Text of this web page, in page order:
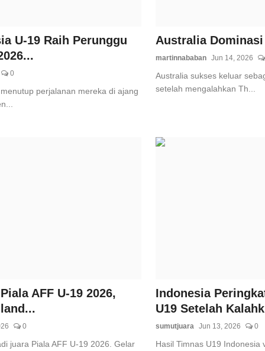
U-19 Raih Perunggu
0
perjalanan mereka di ajang
Australia Dominasi
martinnababan Jun 14, 2026
Australia sukses keluar
setelah mengalahkan Th...
AFF U-19 2026,
0
juara Piala AFF U-19 2026. Gelar
Indonesia
U19 Setelah
sumutjuara Jun 13, 2026 0
Hasil Timnas U19 Indonesia